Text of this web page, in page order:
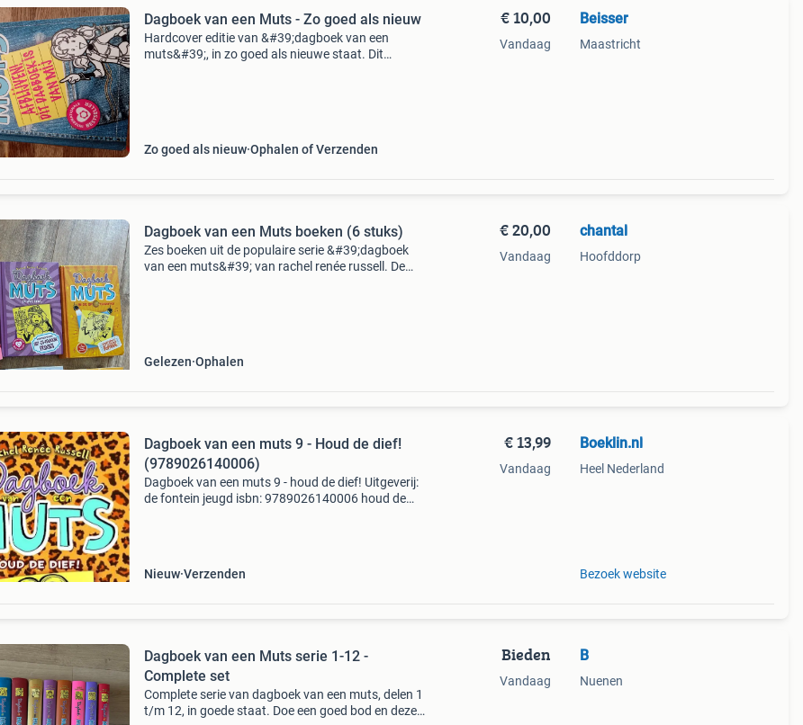
Dagboek van een Muts - Zo goed als nieuw
Hardcover editie van &#39;dagboek van een
muts&#39;, in zo goed als nieuwe staat. Dit
Zo goed als nieuw Ophalen of Verzenden
€ 10,00
Vandaag
Beisser
Maastricht
Dagboek van een Muts boeken (6 stuks)
Zes boeken uit de populaire serie &#39;dagboek
van een muts&#39; van rachel renée russell. De
Gelezen Ophalen
€ 20,00
Vandaag
chantal
Hoofddorp
Dagboek van een muts 9 - Houd de dief!
(9789026140006)
Dagboek van een muts 9 - houd de dief! Uitgeverij:
de fontein jeugd isbn: 9789026140006 houd de
Nieuw Verzenden
€ 13,99
Vandaag
Boeklin.nl
Heel Nederland
Bezoek website
Dagboek van een Muts serie 1-12 -
Complete set
Complete serie van dagboek van een muts, delen 1
t/m 12, in goede staat. Doe een goed bod en deze
Bieden
Vandaag
B
Nuenen